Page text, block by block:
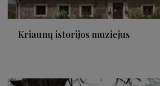
Kriaunų istorijos muziejus